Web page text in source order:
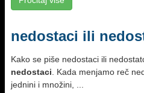
nedostaci ili
Kako se piše nedostaci ili
nedostaci . Kada menjamo reč
jednini i množini, ...